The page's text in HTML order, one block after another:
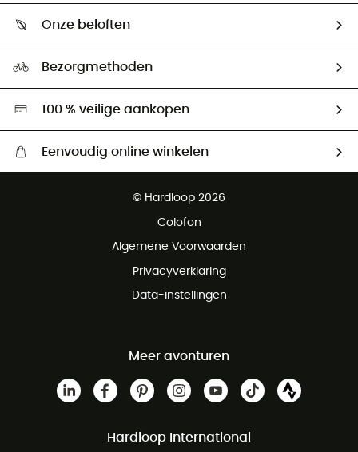
Retourzendingen & Terugbetalingen
Ambassadeurs
Onze beloften
Hardgreen
Bezorgmethoden
100 % veilige aankopen
Eenvoudig online winkelen
Gratis retourneren binnen 100 dagen
© Hardloop 2026
Colofon
Algemene Voorwaarden
Privacyverklaring
Data-instellingen
Meer avonturen
Hardloop International